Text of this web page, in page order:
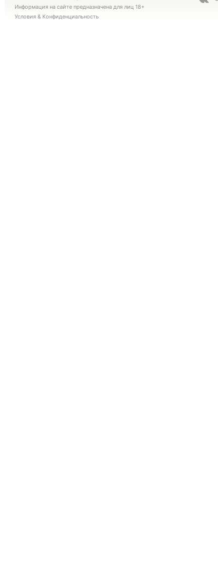
Информация на сайте предназначена для лиц 18+
Условия & Конфиденциальность